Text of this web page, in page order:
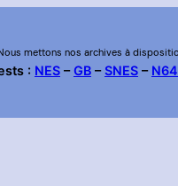
mettons nos archives à
: NES–GB–SNES– N64